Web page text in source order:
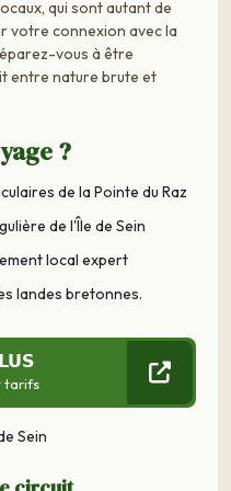
qui sont autant de
votre connexion avec la
vous à être
entre nature brute et
?
de la Pointe du Raz
de l'Île de Sein
local expert
landes bretonnes.
tarifs